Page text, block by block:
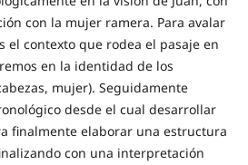
con la mujer ramera. Para avalar
el contexto que rodea el pasaje en
en la identidad de los
mujer). Seguidamente
desde el cual desarrollar
finalmente elaborar una estructura
con una interpretación